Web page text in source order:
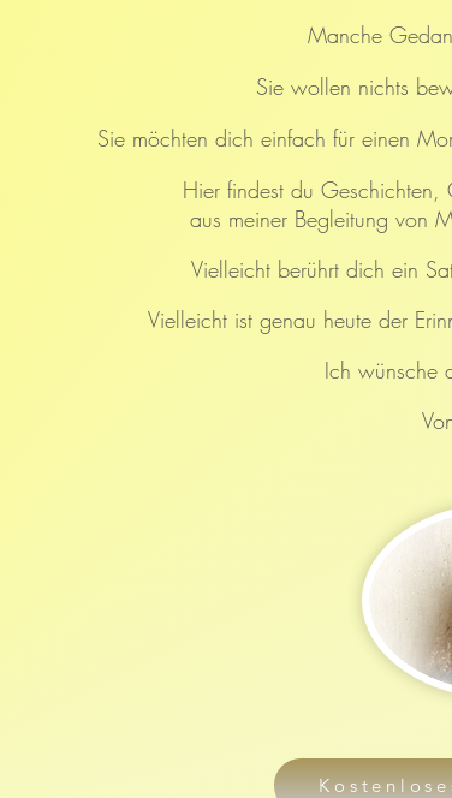
Manche
Sie wollen nichts
Sie möchten dich einfach für einen
Hier findest du Geschichten,
aus meiner Begleitung von
Vielleicht berührt dich ein
Vielleicht ist genau heute der
Ich wünsche